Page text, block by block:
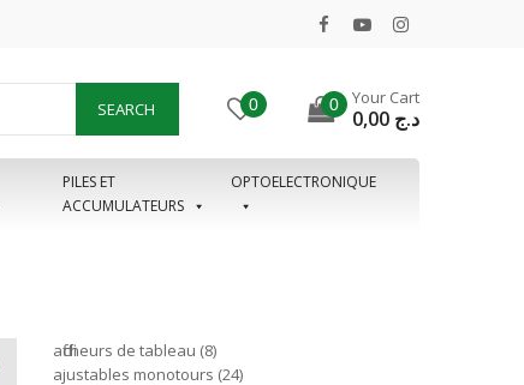
SEARCH 0 0 Your Cart
د.ج
PILES ET
ACCUMULATEURS
OPTOELECTRONIQUE
afficheurs de tableau 8
ajustables monotours 24